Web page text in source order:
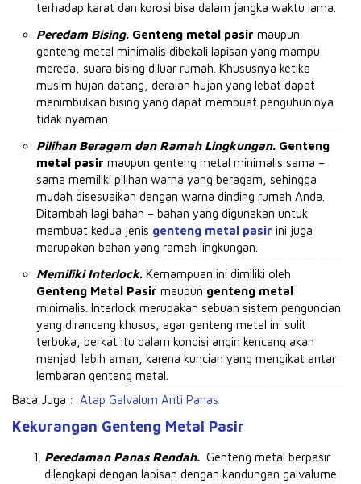
terhadap karat dan korosi bisa dalam jangka waktu lama.
Peredam Bising. Genteng metal pasir maupun
genteng metal minimalis dibekali lapisan yang mampu
mereda, suara bising diluar rumah. Khususnya ketika
musim hujan datang, deraian hujan yang lebat dapat
menimbulkan bising yang dapat membuat penguhuninya
tidak nyaman.
Pilihan Beragam dan Ramah Lingkungan. Genteng
metal pasir maupun genteng metal minimalis sama –
sama memiliki pilihan warna yang beragam, sehingga
mudah disesuaikan dengan warna dinding rumah Anda.
Ditambah lagi bahan – bahan yang digunakan untuk
membuat kedua jenis genteng metal pasir ini juga
merupakan bahan yang ramah lingkungan.
Memiliki Interlock. Kemampuan ini dimiliki oleh
Genteng Metal Pasir maupun genteng metal
minimalis. Interlock merupakan sebuah sistem penguncian
yang dirancang khusus, agar genteng metal ini sulit
terbuka, berkat itu dalam kondisi angin kencang akan
menjadi lebih aman, karena kuncian yang mengikat antar
lembaran genteng metal.
Baca Juga : Atap Galvalum Anti Panas
Kekurangan Genteng Metal Pasir
Peredaman Panas Rendah. Genteng metal berpasir
dilengkapi dengan lapisan dengan kandungan galvalume